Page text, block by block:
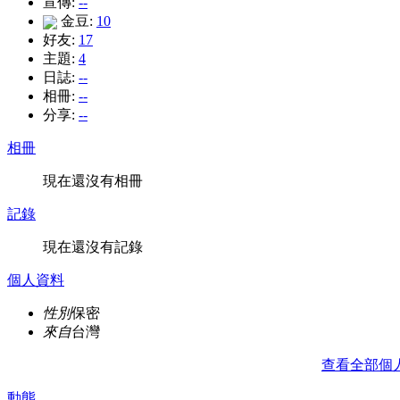
金豆: 10
好友: 17
主題: 4
日誌: --
相冊: --
分享: --
相冊
現在還沒有相冊
記錄
現在還沒有記錄
個人資料
性別保密
來自台灣
查看全部個